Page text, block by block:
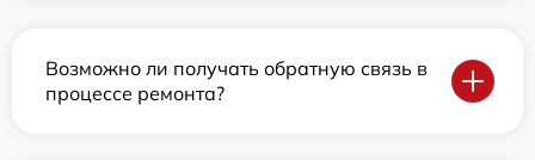
Возможно ли получать обратную связь в
процессе ремонта?